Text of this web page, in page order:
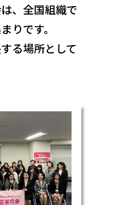
、全国組織で
りです。
る場所として